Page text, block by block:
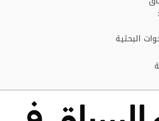
البحثية